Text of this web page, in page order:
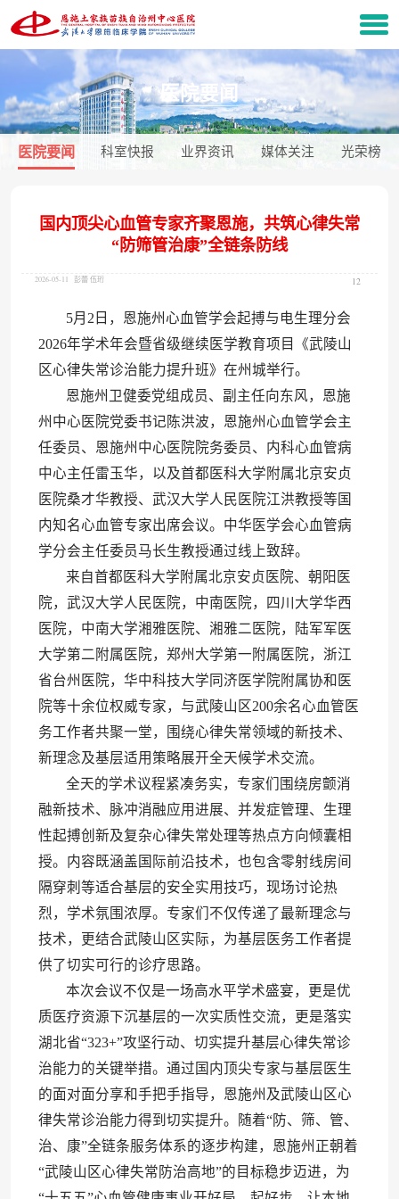
医院要闻
医院要闻 科室快报 业界资讯 媒体关注 光荣榜
国内顶尖心血管专家齐聚恩施，共筑心律失常
“防筛管治康”全链条防线
2026-05-11 彭蕾 伍珩 12
5月2日，恩施州心血管学会起搏与电生理分会
2026年学术年会暨省级继续医学教育项目《武陵山
区心律失常诊治能力提升班》在州城举行。
恩施州卫健委党组成员、副主任向东风，恩施
州中心医院党委书记陈洪波，恩施州心血管学会主
任委员、恩施州中心医院院务委员、内科心血管病
中心主任雷玉华，以及首都医科大学附属北京安贞
医院桑才华教授、武汉大学人民医院江洪教授等国
内知名心血管专家出席会议。中华医学会心血管病
学分会主任委员马长生教授通过线上致辞。
来自首都医科大学附属北京安贞医院、朝阳医
院，武汉大学人民医院，中南医院，四川大学华西
医院，中南大学湘雅医院、湘雅二医院，陆军军医
大学第二附属医院，郑州大学第一附属医院，浙江
省台州医院，华中科技大学同济医学院附属协和医
院等十余位权威专家，与武陵山区200余名心血管医
务工作者共聚一堂，围绕心律失常领域的新技术、
新理念及基层适用策略展开全天候学术交流。
全天的学术议程紧凑务实，专家们围绕房颤消
融新技术、脉冲消融应用进展、并发症管理、生理
性起搏创新及复杂心律失常处理等热点方向倾囊相
授。内容既涵盖国际前沿技术，也包含零射线房间
隔穿刺等适合基层的安全实用技巧，现场讨论热
烈，学术氛围浓厚。专家们不仅传递了最新理念与
技术，更结合武陵山区实际，为基层医务工作者提
供了切实可行的诊疗思路。
本次会议不仅是一场高水平学术盛宴，更是优
质医疗资源下沉基层的一次实质性交流，更是落实
湖北省“323+”攻坚行动、切实提升基层心律失常诊
治能力的关键举措。通过国内顶尖专家与基层医生
的面对面分享和手把手指导，恩施州及武陵山区心
律失常诊治能力得到切实提升。随着“防、筛、管、
治、康”全链条服务体系的逐步构建，恩施州正朝着
“武陵山区心律失常防治高地”的目标稳步迈进，为